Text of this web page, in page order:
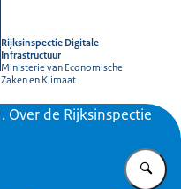
Rijksinspectie Digitale
Infrastructuur
Ministerie van Economische
Zaken en Klimaat
Over de Rijksinspectie